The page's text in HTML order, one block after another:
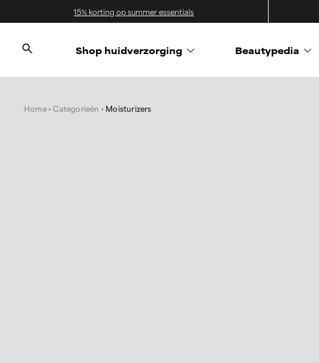
15% korting op summer essentials
Shop huidverzorging Beautypedia
Home Categorieën Moisturizers